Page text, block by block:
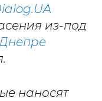
из-под
Днепре
наносят